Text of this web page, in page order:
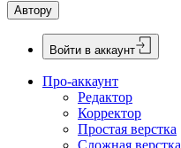
Автору
Войти в аккаунт
Про-аккаунт
Редактор
Корректор
Простая верстка
Сложная верстка